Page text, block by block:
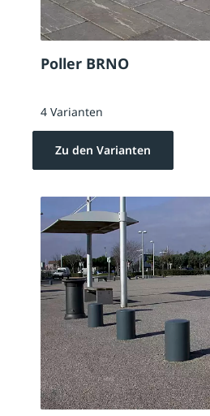
Poller BRNO
4 Varianten
Zu den Varianten